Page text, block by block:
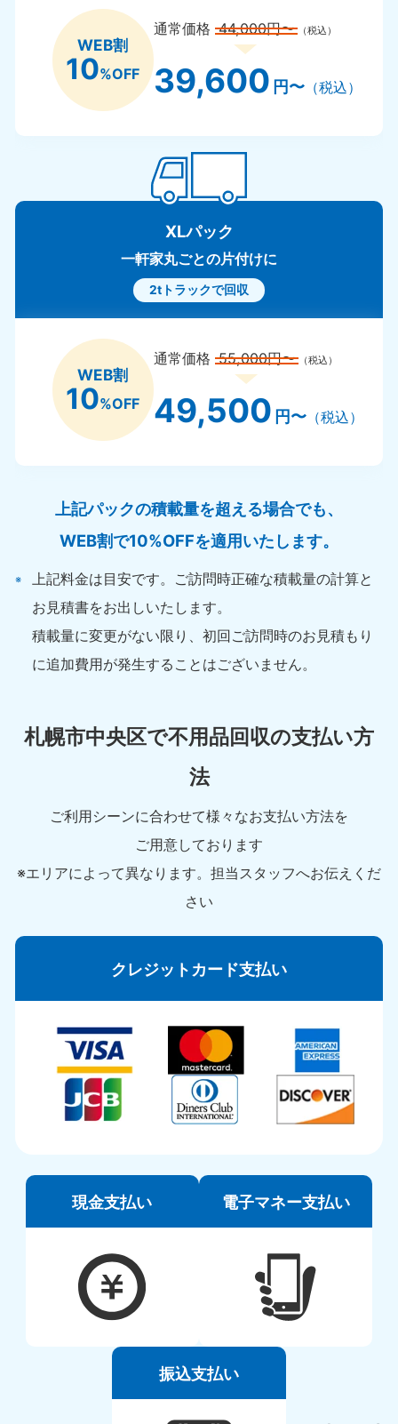
WEB割
10%OFF
通常価格44,000円〜 （税込）
39,600 円〜（税込）
XLパック
一軒家丸ごとの片付けに
2tトラックで回収
WEB割
10%OFF
通常価格55,000円〜 （税込）
49,500 円〜（税込）
上記パックの積載量を超える場合でも、
WEB割で10%OFFを適用いたします。
上記料金は目安です。ご訪問時正確な積載量の計算と
お見積書をお出しいたします。
積載量に変更がない限り、初回ご訪問時のお見積もり
に追加費用が発生することはございません。
札幌市中央区で不用品回収の支払い方
法
ご利用シーンに合わせて様々なお支払い方法を
ご用意しております
※エリアによって異なります。担当スタッフへお伝えくだ
さい
クレジットカード支払い
現金支払い 電子マネー支払い
振込支払い